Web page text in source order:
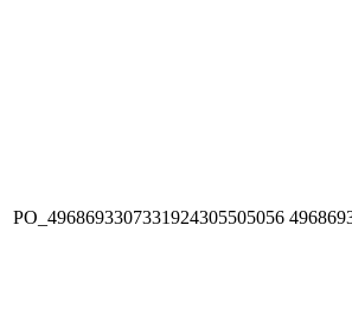
PO_4968693307331924305505056